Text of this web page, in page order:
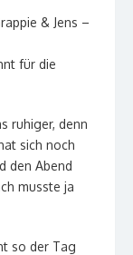
& Jens –
für die
ruhiger, denn
sich noch
den Abend
musste ja
so der Tag